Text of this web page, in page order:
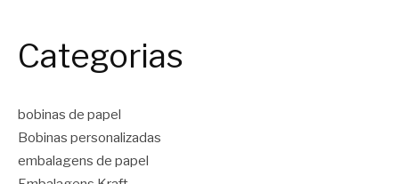
Categorias
bobinas de papel
Bobinas personalizadas
embalagens de papel